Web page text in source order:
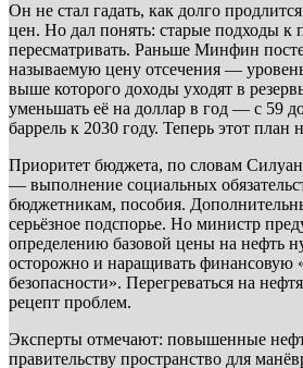
Он не стал гадать, как долго
цен. Но дал понять: старые подходы к
пересматривать. Раньше Минфин
называемую цену отсечения —
выше которого доходы уходят в
уменьшать её на доллар в год — с 59
баррель к 2030 году. Теперь этот
Приоритет бюджета, по словам
— выполнение социальных
бюджетникам, пособия.
серьёзное подспорье. Но министр
определению базовой цены на нефть
осторожно и наращивать финансовую
безопасности». Перегреваться на
рецепт проблем.
Эксперты отмечают: повышенные
правительству пространство для